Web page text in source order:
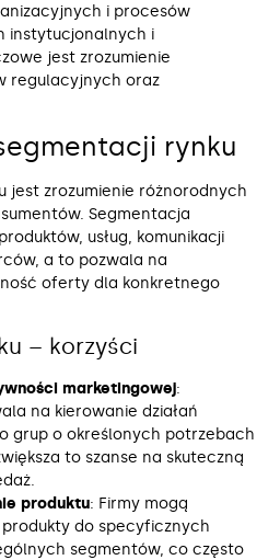
i procesów
instytucjonalnych i
jest zrozumienie
regulacyjnych oraz
rynku
jest zrozumienie różnorodnych
Segmentacja
usług, komunikacji
a to pozwala na
oferty dla konkretnego
– korzyści
marketingowej:
na kierowanie działań
grup o określonych potrzebach
to szanse na skuteczną
produktu: Firmy mogą
do specyficznych
segmentów, co często